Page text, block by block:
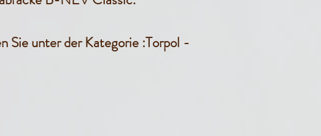
Sie unter der Kategorie :Torpol -